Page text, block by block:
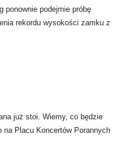
ponownie podejmie próbę
rekordu wysokości zamku z
już stoi. Wiemy, co będzie
na Placu Koncertów Porannych